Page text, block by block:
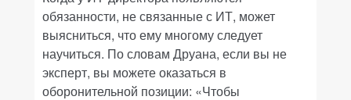
обязанности, не связанные с ИТ, может
выясниться, что ему многому следует
научиться. По словам Друана, если вы не
эксперт, вы можете оказаться в
оборонительной позиции: «Чтобы